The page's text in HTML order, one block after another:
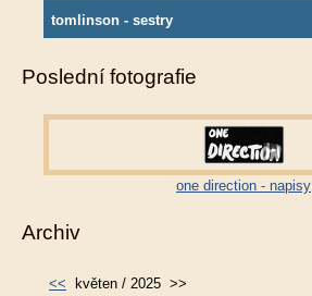
tomlinson - sestry
Poslední fotografie
one direction - napisy
Archiv
<< květen / 2025 >>